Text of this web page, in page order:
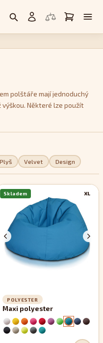
polštáře mají jednoduchý
Některé lze použít
Jedná se především o
vykouzlit tak třeba tvar
můžete si v této sekci
nebo pestře
se stylově nejvíce hodí do
Plyš Velvet Design
XL
Skladem
POLYESTER
Maxi polyester